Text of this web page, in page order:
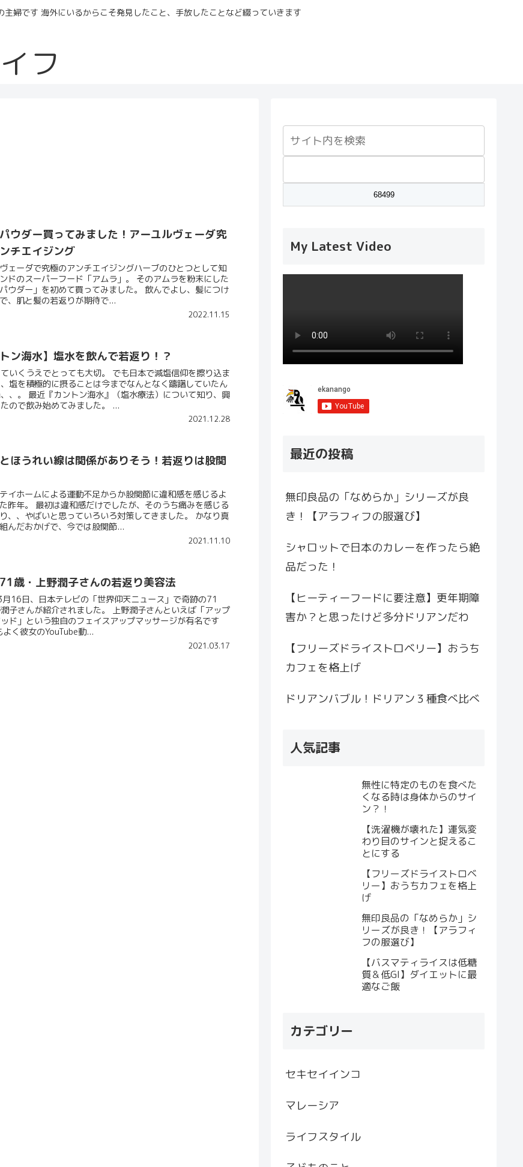
主婦です 海外にいるからこそ発見したこと、手放したことなど綴っていきます
フ
ウダー買ってみました！アーユルヴェーダ究
チエイジング
ェーダで究極のアンチエイジングハーブのひとつとして知
ドのスーパーフード「アムラ」。 そのアムラを粉末にした
パウダー」を初めて買ってみました。 飲んでよし、髪につけ
、肌と髪の若返りが期待で...
2022.11.15
トン海水】塩水を飲んで若返り！？
いくうえでとっても大切。 でも日本で減塩信仰を擦り込ま
塩を積極的に摂ることは今までなんとなく躊躇していたん
、。 最近『カントン海水』（塩水療法）について知り、興
ので飲み始めてみました。 ...
2021.12.28
ほうれい線は関係がありそう！若返りは股関
イホームによる運動不足からか股関節に違和感を感じるよ
昨年。 最初は違和感だけでしたが、そのうち痛みを感じる
、、やばいと思っていろいろ対策してきました。 かなり真
んだおかげで、今では股関節...
2021.11.10
歳・上野潤子さんの若返り美容法
16日、日本テレビの「世界仰天ニュース」で奇跡の71
子さんが紹介されました。 上野潤子さんといえば「アップ
ド」という独自のフェイスアップマッサージが有名です
よく彼女のYouTube動...
2021.03.17
My Latest Video
最近の投稿
無印良品の「なめらか」シリーズが良
き！【アラフィフの服選び】
シャロットで日本のカレーを作ったら絶
品だった！
【ヒーティーフードに要注意】更年期障
害か？と思ったけど多分ドリアンだわ
【フリーズドライストロベリー】おうち
カフェを格上げ
ドリアンバブル！ドリアン３種食べ比べ
人気記事
無性に特定のものを食べた
くなる時は身体からのサイ
ン？！
【洗濯機が壊れた】運気変
わり目のサインと捉えるこ
とにする
【フリーズドライストロベ
リー】おうちカフェを格上
げ
無印良品の「なめらか」シ
リーズが良き！【アラフィ
フの服選び】
【バスマティライスは低糖
質＆低GI】ダイエットに最
適なご飯
カテゴリー
セキセイインコ
マレーシア
ライフスタイル